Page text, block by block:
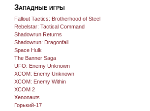
Западные игры
Fallout Tactics: Brotherhood of Steel
Rebelstar: Tactical Command
Shadowrun Returns
Shadowrun: Dragonfall
Space Hulk
The Banner Saga
UFO: Enemy Unknown
XCOM: Enemy Unknown
XCOM: Enemy Within
XCOM 2
Xenonauts
Горький-17